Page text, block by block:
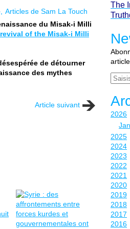
Articles de Sam La Touch
du Misak-i Milli
of the Misak-i Milli
de détourner
des mythes
Article suivant
The
Email
2026
2025
2024
2023
2022
2021
2020
2019
2018
2017
2016